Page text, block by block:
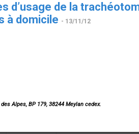
d’usage de la
à domicile - 13/11/12
Alpes, BP 179, 38244 Meylan cedex.